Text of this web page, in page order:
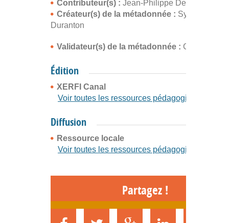
Contributeur(s) : Jean-Philippe Denis
Créateur(s) de la métadonnée : Sylvain
Duranton
Validateur(s) de la métadonnée : Cyrille Buffet
Édition
XERFI Canal
Voir toutes les ressources pédagogiques
Diffusion
Ressource locale
Voir toutes les ressources pédagogiques
Partagez !